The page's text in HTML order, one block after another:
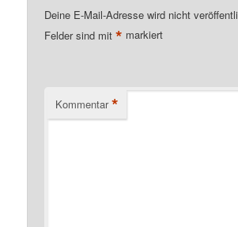
Deine E-Mail-Adresse wird nicht
Felder sind mit* markiert
Kommentar *